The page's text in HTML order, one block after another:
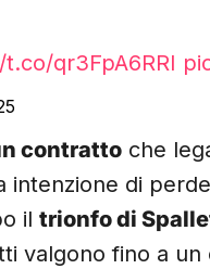
qr3FpA6RRI
contratto che
di
il trionfo di
valgono fino a